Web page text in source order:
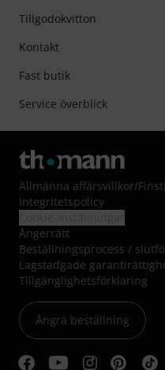
Tillgodokvitton
Kontakt
Fast butik
Service överblick
Allmänna affärsvillkor/
Integritetspolicy
Ångerrätt
Beställningsprocess /
Lagstadgade
Tillgänglighetsförklaring
Ångra beställning